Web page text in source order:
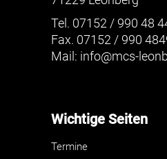
Tel. 07152 / 990 48
Fax. 07152 / 990
Mail: info@mcs-
Wichtige Seiten
Termine